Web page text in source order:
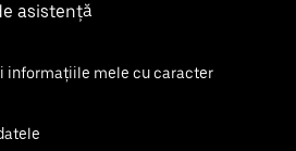
asistență
informațiile mele cu caracter